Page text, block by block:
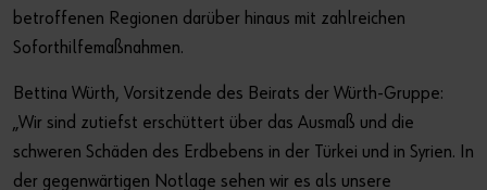
Jetzt Registrieren
betroffenen Regionen darüber hinaus mit zahlreichen
Soforthilfemaßnahmen.
Bettina Würth, Vorsitzende des Beirats der Würth-Gruppe:
„Wir sind zutiefst erschüttert über das Ausmaß und die
schweren Schäden des Erdbebens in der Türkei und in Syrien. In
der gegenwärtigen Notlage sehen wir es als unsere